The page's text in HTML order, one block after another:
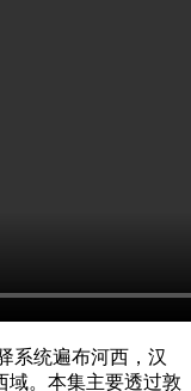
系统遍布河西，汉
域。本集主要透过敦